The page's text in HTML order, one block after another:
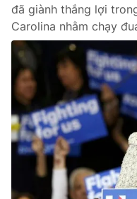
đã giành thắng lợi
Carolina nhằm chạy